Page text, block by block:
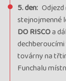
Termín
Cena
Kód termínu
5. den:
stejnojmenné
DO RISCOa
továrny na
Funchalu